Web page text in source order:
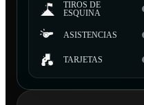
TIROS DE
ESQUINA
ASISTENCIAS
TARJETAS